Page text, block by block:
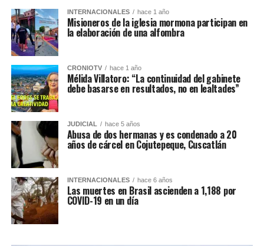
INTERNACIONALES hace 1 año
Misioneros de la iglesia mormona participan en
la elaboración de una alfombra
CRONIOTV hace 1 año
Mélida Villatoro: “La continuidad del gabinete
debe basarse en resultados, no en lealtades”
JUDICIAL hace 5 años
Abusa de dos hermanas y es condenado a 20
años de cárcel en Cojutepeque, Cuscatlán
INTERNACIONALES hace 6 años
Las muertes en Brasil ascienden a 1,188 por
COVID-19 en un día